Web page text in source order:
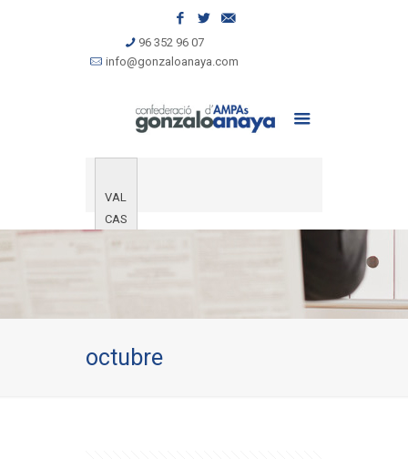
96 352 96 07
info@gonzaloanaya.com
VAL
CAS
octubre